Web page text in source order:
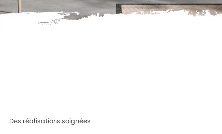
Des réalisations soignées